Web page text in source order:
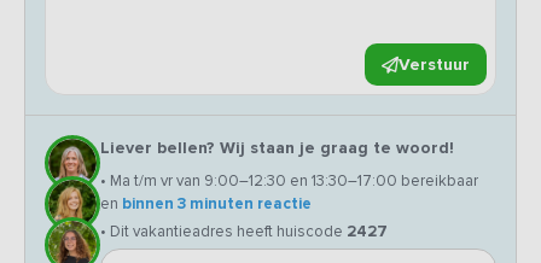
Verstuur
Liever bellen? Wij staan je graag te woord!
• Ma t/m vr van 9:00–12:30 en 13:30–17:00 bereikbaar
en binnen 3 minuten reactie
• Dit vakantieadres heeft huiscode 2427